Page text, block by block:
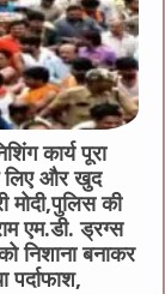
कार्य पूरा
लिए और खुद
मोदी,पुलिस की
एम.डी. ड्रग्स
निशाना बनाकर